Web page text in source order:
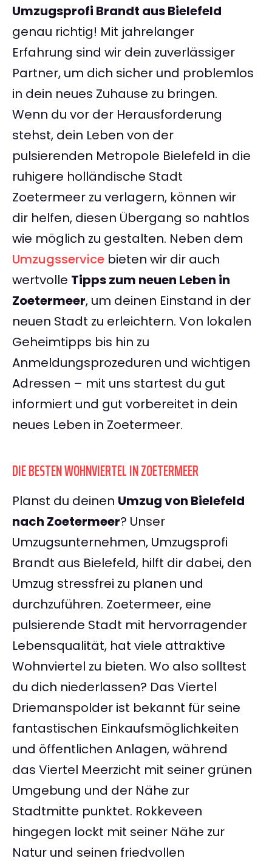
Umzugsprofi Brandt aus Bielefeld
genau richtig! Mit jahrelanger
Erfahrung sind wir dein zuverlässiger
Partner, um dich sicher und problemlos
in dein neues Zuhause zu bringen.
Wenn du vor der Herausforderung
stehst, dein Leben von der
pulsierenden Metropole Bielefeld in die
ruhigere holländische Stadt
Zoetermeer zu verlagern, können wir
dir helfen, diesen Übergang so nahtlos
wie möglich zu gestalten. Neben dem
Umzugsservice bieten wir dir auch
wertvolle Tipps zum neuen Leben in
Zoetermeer, um deinen Einstand in der
neuen Stadt zu erleichtern. Von lokalen
Geheimtipps bis hin zu
Anmeldungsprozeduren und wichtigen
Adressen – mit uns startest du gut
informiert und gut vorbereitet in dein
neues Leben in Zoetermeer.
DIE BESTEN WOHNVIERTEL IN ZOETERMEER
Planst du deinen Umzug von Bielefeld
nach Zoetermeer? Unser
Umzugsunternehmen, Umzugsprofi
Brandt aus Bielefeld, hilft dir dabei, den
Umzug stressfrei zu planen und
durchzuführen. Zoetermeer, eine
pulsierende Stadt mit hervorragender
Lebensqualität, hat viele attraktive
Wohnviertel zu bieten. Wo also solltest
du dich niederlassen? Das Viertel
Driemanspolder ist bekannt für seine
fantastischen Einkaufsmöglichkeiten
und öffentlichen Anlagen, während
das Viertel Meerzicht mit seiner grünen
Umgebung und der Nähe zur
Stadtmitte punktet. Rokkeveen
hingegen lockt mit seiner Nähe zur
Natur und seinen friedvollen